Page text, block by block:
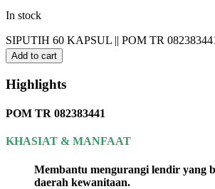
In stock
SIPUTIH 60 KAPSUL || POM TR
Add to cart
Highlights
POM TR 082383441
KHASIAT & MANFAAT
Membantu mengurangi lendir yang
daerah kewanitaan.